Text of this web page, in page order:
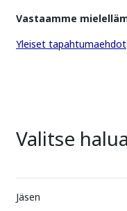
Vastaamme
Yleiset tapahtumaehdot
Valitse
Jäsen